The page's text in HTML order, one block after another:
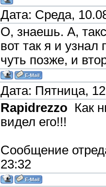
Дата: Среда,
О, знаешь. А,
вот так я и
чуть позже, и
Дата: Пятница,
Rapidrezzo Как
видел его!!!
Сообщение
23:32